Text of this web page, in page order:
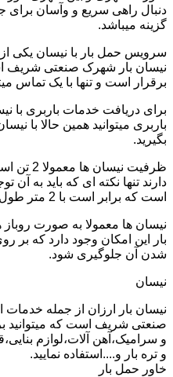
دنبال راهی سریع و وآسان برای
گزینه میباشد.
سرویس حمل بار با نیسان یکی
نیسان بار شهرک صنعتی شریف
برقرار است و تنها با یک تماس
برای دریافت خدمات باربری با
باربری میتوانید همین حالا با
بگیرید.
ظرفیت
دارند تنها نکته ای که باید به آن
است که برابر است با 2 متر طول و 1.65 متر عرض.
نیسان ها معمولا به صورت
بار این امکان وجود دارد که بر
شدن آن جلوگیری شود.
نیسان
نیسان بار ارزان از جمله
صنعتی شریف است که میتوانید
و سرامیک،آهن آلات،لوازم
و تره بار و....استفاده نمایید.
خاور حمل بار